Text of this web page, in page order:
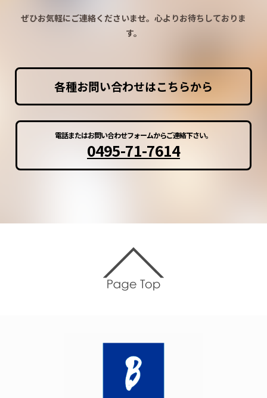
ぜひお気軽にご連絡くださいませ。心よりお待ちしておりま
す。
各種お問い合わせはこちらから
電話またはお問い合わせフォームからご連絡下さい。
0495-71-7614